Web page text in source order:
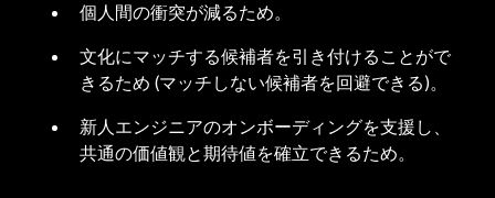
個人間の衝突が減るため。
文化にマッチする候補者を引き付けることがで
きるため (マッチしない候補者を回避できる)。
新人エンジニアのオンボーディングを支援し、
共通の価値観と期待値を確立できるため。